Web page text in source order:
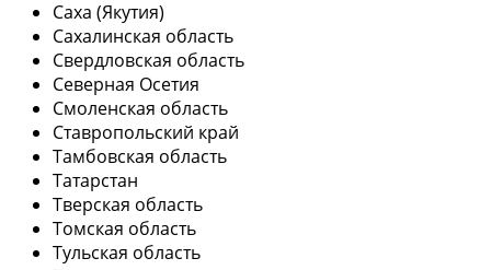
Саха (Якутия)
Сахалинская область
Свердловская область
Северная Осетия
Смоленская область
Ставропольский край
Тамбовская область
Татарстан
Тверская область
Томская область
Тульская область